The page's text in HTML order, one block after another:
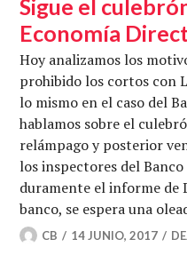
Sigue el
Economía
Hoy analizamos los
prohibido los cortos con
lo mismo en el caso del
hablamos sobre el
relámpago y posterior
los inspectores del
duramente el informe de
banco, se espera una
CB 14 JUNIO, 2017